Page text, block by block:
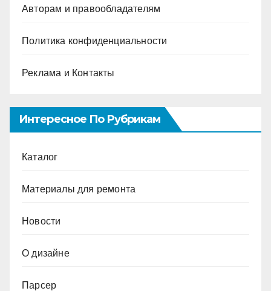
Авторам и правообладателям
Политика конфиденциальности
Реклама и Контакты
Интересное По Рубрикам
Каталог
Материалы для ремонта
Новости
О дизайне
Парсер